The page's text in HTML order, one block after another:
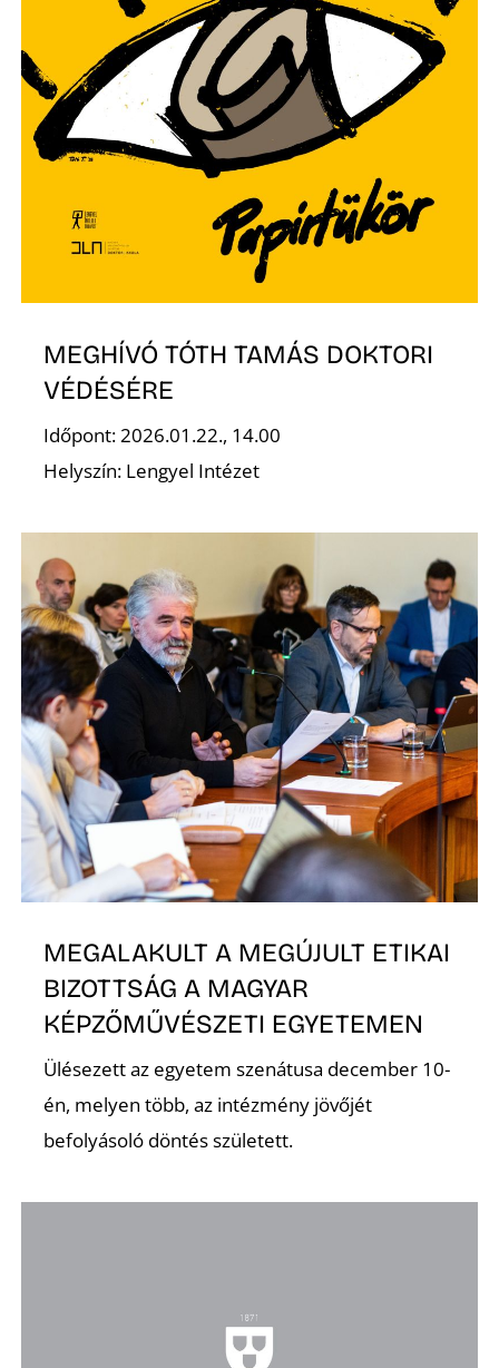
MEGHÍVÓ TÓTH TAMÁS DOKTORI
VÉDÉSÉRE
Időpont: 2026.01.22., 14.00
Helyszín: Lengyel Intézet
MEGALAKULT A MEGÚJULT ETIKAI
BIZOTTSÁG A MAGYAR
KÉPZŐMŰVÉSZETI EGYETEMEN
Ülésezett az egyetem szenátusa december 10-
én, melyen több, az intézmény jövőjét
befolyásoló döntés született.